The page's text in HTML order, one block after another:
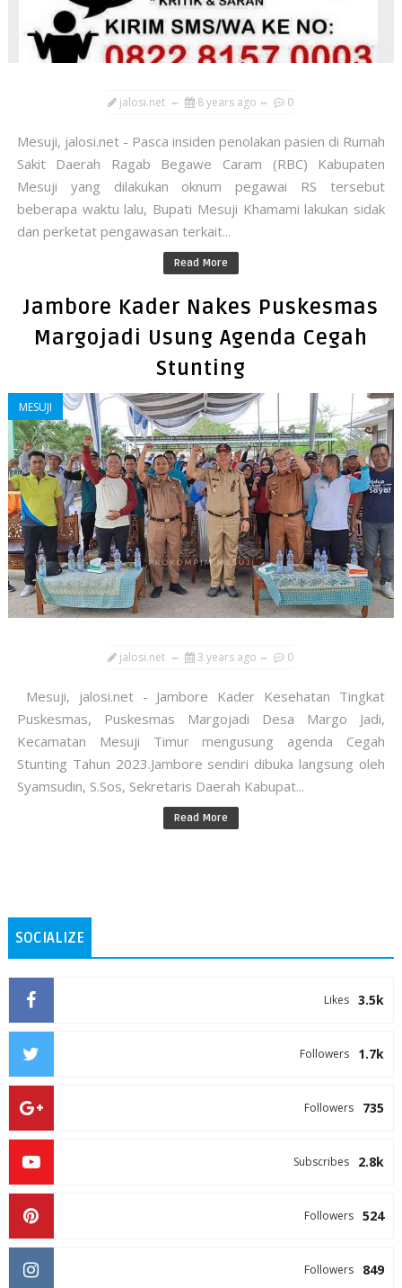
jalosi.net 8 years ago 0
Mesuji, jalosi.net - Pasca insiden penolakan pasien di Rumah
Sakit Daerah Ragab Begawe Caram (RBC) Kabupaten
Mesuji yang dilakukan oknum pegawai RS tersebut
beberapa waktu lalu, Bupati Mesuji Khamami lakukan sidak
dan perketat pengawasan terkait...
Read More
Jambore Kader Nakes Puskesmas
Margojadi Usung Agenda Cegah
Stunting
MESUJI
jalosi.net 3 years ago 0
Mesuji, jalosi.net - Jambore Kader Kesehatan Tingkat
Puskesmas, Puskesmas Margojadi Desa Margo Jadi,
Kecamatan Mesuji Timur mengusung agenda Cegah
Stunting Tahun 2023.Jambore sendiri dibuka langsung oleh
Syamsudin, S.Sos, Sekretaris Daerah Kabupat...
Read More
SOCIALIZE
3.5k
Likes
1.7k
Followers
735
Followers
2.8k
Subscribes
524
Followers
849
Followers